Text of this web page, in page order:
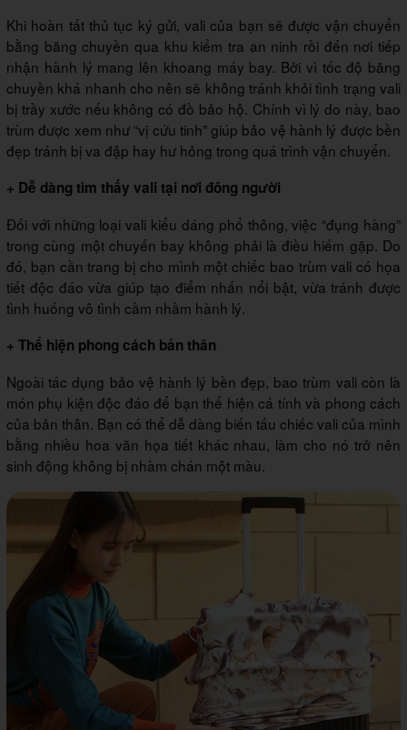
Khi hoàn tất thủ tục ký gửi, vali của bạn sẽ được vận chuyển
bằng băng chuyền qua khu kiểm tra an ninh rồi đến nơi tiếp
nhận hành lý mang lên khoang máy bay. Bởi vì tốc độ băng
chuyền khá nhanh cho nên sẽ không tránh khỏi tình trạng vali
bị trầy xước nếu không có đồ bảo hộ. Chính vì lý do này, bao
trùm được xem như “vị cứu tinh” giúp bảo vệ hành lý được bền
đẹp tránh bị va đập hay hư hỏng trong quá trình vận chuyển.
+ Dễ dàng tìm thấy vali tại nơi đông người
Đối với những loại vali kiểu dáng phổ thông, việc “đụng hàng”
trong cùng một chuyến bay không phải là điều hiếm gặp. Do
đó, bạn cần trang bị cho mình một chiếc bao trùm vali có họa
tiết độc đáo vừa giúp tạo điểm nhấn nổi bật, vừa tránh được
tình huống vô tình cầm nhầm hành lý.
+ Thể hiện phong cách bản thân
Ngoài tác dụng bảo vệ hành lý bền đẹp, bao trùm vali còn là
món phụ kiện độc đáo để bạn thể hiện cá tính và phong cách
của bản thân. Bạn có thể dễ dàng biến tấu chiếc vali của mình
bằng nhiều hoa văn họa tiết khác nhau, làm cho nó trở nên
sinh động không bị nhàm chán một màu.